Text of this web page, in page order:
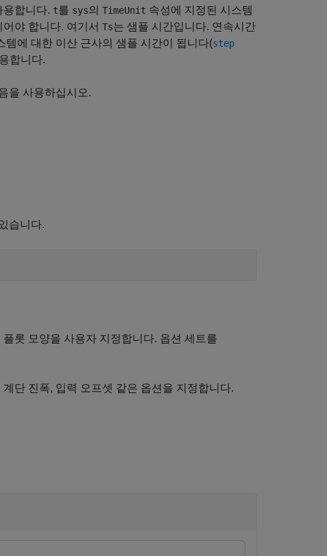
용합니다. t를 sys의 TimeUnit 속성에 지정된 시스템
어야 합니다. 여기서 Ts는 샘플 시간입니다. 연속시간
템에 대한 이산 근사의 샘플 시간이 됩니다(step
합니다.
을 사용하십시오.
습니다.
플롯 모양을 사용자 지정합니다. 옵션 세트를
계단 진폭, 입력 오프셋 같은 옵션을 지정합니다.